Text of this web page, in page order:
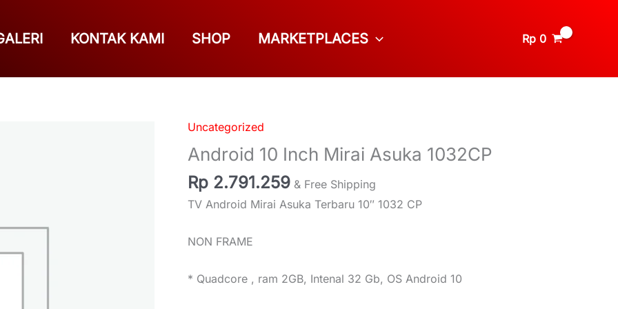
KONTAK KAMI SHOP MARKETPLACES Rp 0
Uncategorized
Android 10 Inch Mirai Asuka 1032CP
Rp 2.791.259 & Free Shipping
TV Android Mirai Asuka Terbaru 10″ 1032 CP
NON FRAME
* Quadcore , ram 2GB, Intenal 32 Gb, OS Android 10
Android
10
Mirai
Asuka
quantity